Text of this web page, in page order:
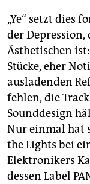
„Ye“ setzt dies
der Depression,
Ästhetischen
Stücke, eher
ausladenden
fehlen, die
Sounddesign
Nur einmal hat
the Lights bei
Elektronikers
dessen Label